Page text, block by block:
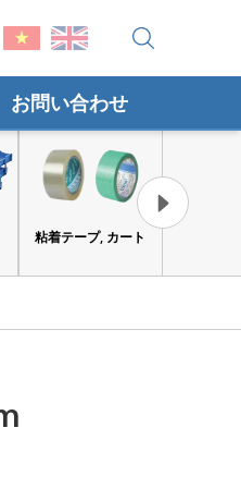
お問い合わせ
粘着テープ, カート